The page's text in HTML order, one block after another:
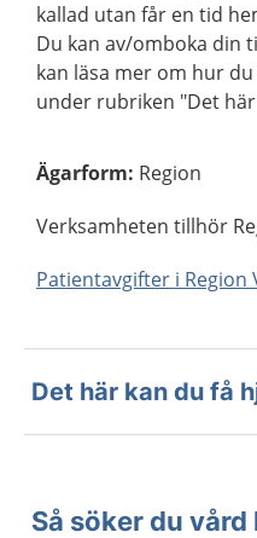
kallad utan får en tid
Du kan av/omboka din
kan läsa mer om hur
under rubriken "Det
Ägarform: Region
Verksamheten tillhör
Patientavgifter i
Det här kan du få
Så söker du vård